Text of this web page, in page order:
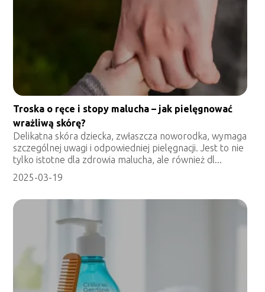
Troska o ręce i stopy malucha – jak pielęgnować
wrażliwą skórę?
Delikatna skóra dziecka, zwłaszcza noworodka, wymaga
szczególnej uwagi i odpowiedniej pielęgnacji. Jest to nie
tylko istotne dla zdrowia malucha, ale również dl...
2025-03-19